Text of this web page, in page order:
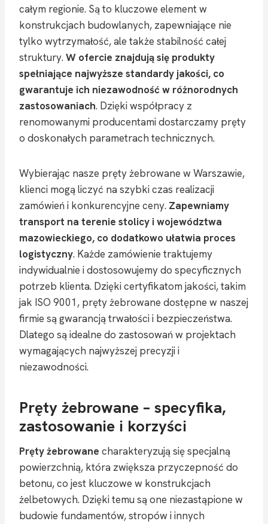
całym regionie. Są to kluczowe element w
konstrukcjach budowlanych, zapewniające nie
tylko wytrzymałość, ale także stabilność całej
struktury.W ofercie znajdują się produkty
spełniające najwyższe standardy jakości, co
gwarantuje ich niezawodność w różnorodnych
zastosowaniach. Dzięki współpracy z
renomowanymi producentami dostarczamy pręty
o doskonałych parametrach technicznych.
Wybierając nasze pręty żebrowane w Warszawie,
klienci mogą liczyć na szybki czas realizacji
zamówień i konkurencyjne ceny. Zapewniamy
transport na terenie stolicy i województwa
mazowieckiego, co dodatkowo ułatwia proces
logistyczny. Każde zamówienie traktujemy
indywidualnie i dostosowujemy do specyficznych
potrzeb klienta. Dzięki certyfikatom jakości, takim
jak ISO 9001, pręty żebrowane dostępne w naszej
firmie są gwarancją trwałości i bezpieczeństwa.
Dlatego są idealne do zastosowań w projektach
wymagających najwyższej precyzji i
niezawodności.
Pręty żebrowane – specyfika,
zastosowanie i korzyści
Pręty żebrowane charakteryzują się specjalną
powierzchnią, która zwiększa przyczepność do
betonu, co jest kluczowe w konstrukcjach
żelbetowych. Dzięki temu są one niezastąpione w
budowie fundamentów, stropów i innych